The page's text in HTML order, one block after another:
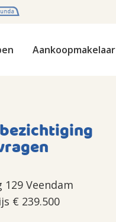
Aankoopmakelaar
129 Veendam
€ 239.500